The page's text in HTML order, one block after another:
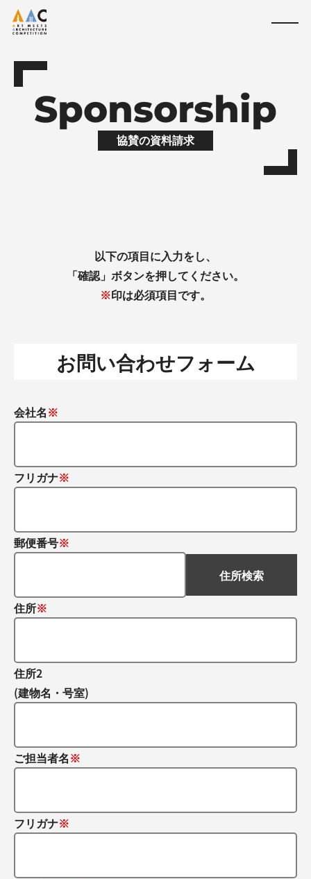
Sponsorship
協賛の資料請求
以下の項目に入力をし、
「確認」ボタンを押してください。
※印は必須項目です。
お問い合わせフォーム
会社名
フリガナ
郵便番号
住所検索
住所
住所2
(建物名・号室)
ご担当者名
フリガナ